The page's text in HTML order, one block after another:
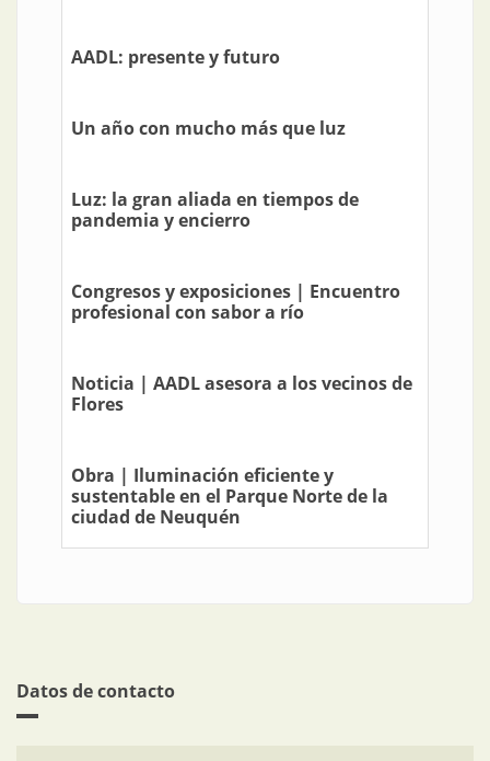
AADL: presente y futuro
Un año con mucho más que luz
Luz: la gran aliada en tiempos de
pandemia y encierro
Congresos y exposiciones | Encuentro
profesional con sabor a río
Noticia | AADL asesora a los vecinos de
Flores
Obra | Iluminación eficiente y
sustentable en el Parque Norte de la
ciudad de Neuquén
Datos de contacto